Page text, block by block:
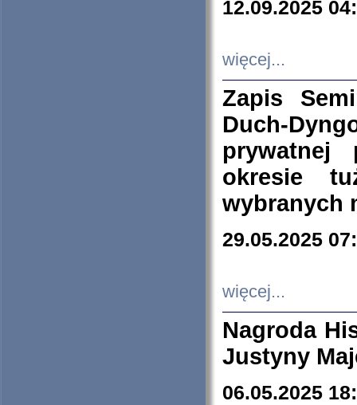
12.09.2025
więcej...
Zapis
Duch-
prywatnej
okresie
wybranych
29.05.2025
więcej...
Nagroda
Justyny
06.05.2025